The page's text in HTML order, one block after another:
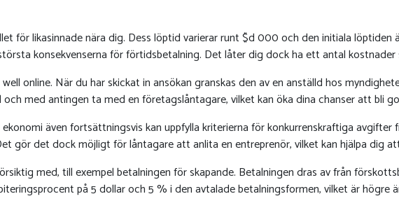
för likasinnade nära dig. Dess löptid varierar runt $d 000 och den initiala
konsekvenserna för förtidsbetalning. Det låter dig dock ha ett antal
online. När du har skickat in ansökan granskas den av en anställd hos
med antingen ta med en företagslåntagare, vilket kan öka dina chanser att bli
även fortsättningsvis kan uppfylla kriterierna för konkurrenskraftiga
gör det dock möjligt för låntagare att anlita en entreprenör, vilket kan hjälpa dig
med, till exempel betalningen för skapande. Betalningen dras av från
på 5 dollar och 5 % i den avtalade betalningsformen, vilket är högre